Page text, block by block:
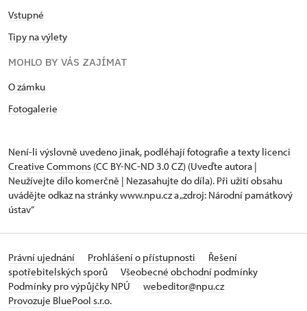
Vstupné
Tipy na výlety
MOHLO BY VÁS ZAJÍMAT
O zámku
Fotogalerie
Není-li výslovně uvedeno jinak, podléhají fotografie a texty licenci
Creative Commons (CC BY-NC-ND 3.0 CZ) (Uveďte autora |
Neužívejte dílo komerčně | Nezasahujte do díla). Při užití obsahu
uvádějte odkaz na stránky www.npu.cz a „zdroj: Národní památkový
ústav“
Právní ujednání Prohlášení o přístupnosti
Řešení
spotřebitelských sporů
Všeobecné obchodní podmínky
Podmínky pro výpůjčky NPÚ
webeditor@npu.cz
Provozuje BluePool s.r.o.